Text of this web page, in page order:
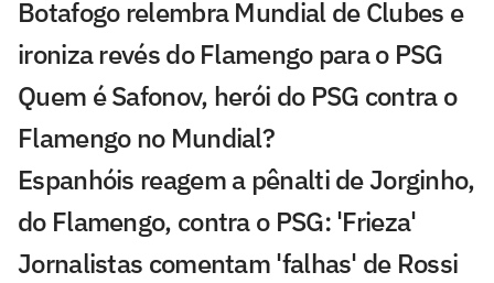
Botafogo relembra Mundial de Clubes e
ironiza revés do Flamengo para o PSG
Quem é Safonov, herói do PSG contra o
Flamengo no Mundial?
Espanhóis reagem a pênalti de Jorginho,
do Flamengo, contra o PSG: 'Frieza'
Jornalistas comentam 'falhas' de Rossi